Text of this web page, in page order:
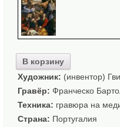
В корзину
Художник: (инвентор)
Гравёр: Франческо
Техника: гравюра на
Страна: Португалия